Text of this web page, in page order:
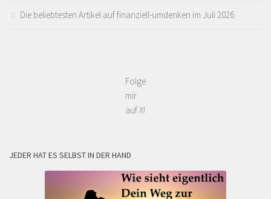
Die beliebtesten Artikel auf finanziell-umdenken im Juli 2026
Folge
mir
auf X!
JEDER HAT ES SELBST IN DER HAND